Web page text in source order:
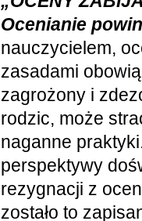
Ocenianie
nauczycielem,
zasadami
zagrożony i
rodzic, może
naganne
perspektywy
rezygnacji z
zostało to